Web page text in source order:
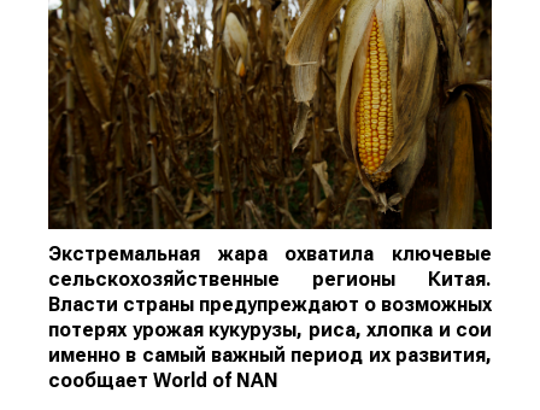
Экстремальная жара охватила ключевые
сельскохозяйственные регионы Китая.
Власти страны предупреждают о возможных
потерях урожая кукурузы, риса, хлопка и сои
именно в самый важный период их развития,
сообщает World of NAN